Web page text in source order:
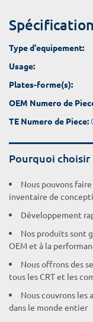
Type d'equipement:
Usage:
Plates-forme(s):
OEM Numero de
TE Numero de Piece:
Pourquoi choisir
Nous pouvons
inventaire de
Développement
Nos produits sont
OEM et à la
Nous offrons des
tous les CRT et les
Nous couvrons
dans le monde entier